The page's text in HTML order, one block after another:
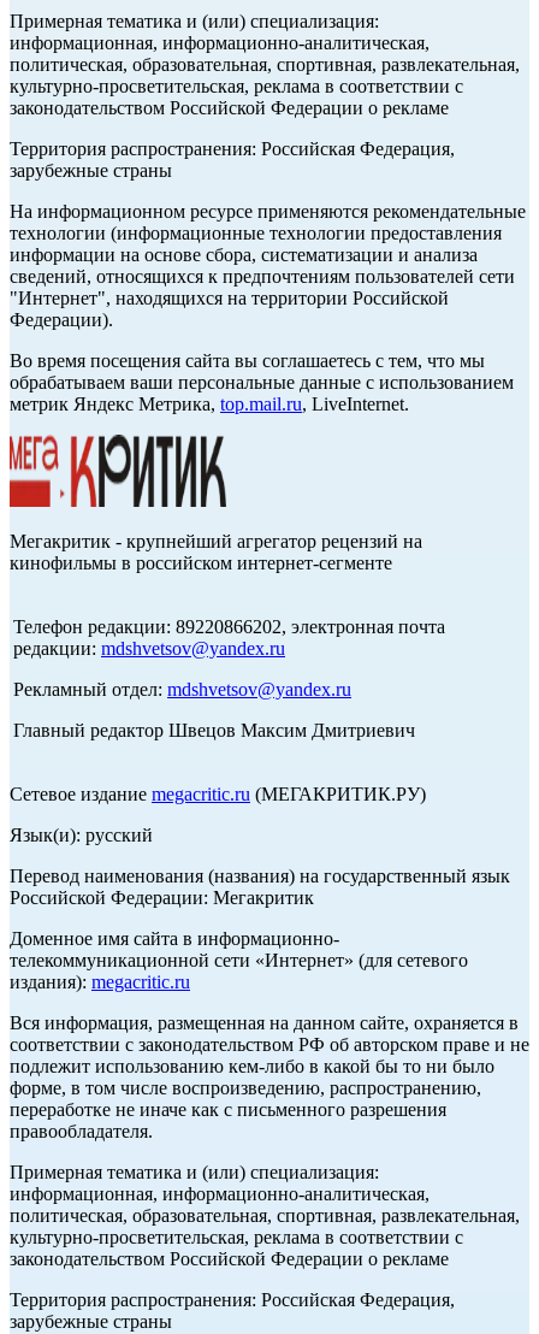
Примерная тематика и (или) специализация:
информационная, информационно-аналитическая,
политическая, образовательная, спортивная, развлекательная,
культурно-просветительская, реклама в соответствии с
законодательством Российской Федерации о рекламе
Территория распространения: Российская Федерация,
зарубежные страны
На информационном ресурсе применяются рекомендательные
технологии (информационные технологии предоставления
информации на основе сбора, систематизации и анализа
сведений, относящихся к предпочтениям пользователей сети
"Интернет", находящихся на территории Российской
Федерации).
Во время посещения сайта вы соглашаетесь с тем, что мы
обрабатываем ваши персональные данные с использованием
метрик Яндекс Метрика, top.mail.ru, LiveInternet.
Мегакритик - крупнейший агрегатор рецензий на
кинофильмы в российском интернет-сегменте
Телефон редакции: 89220866202, электронная почта
редакции: mdshvetsov@yandex.ru
Рекламный отдел: mdshvetsov@yandex.ru
Главный редактор Швецов Максим Дмитриевич
Сетевое издание megacritic.ru (МЕГАКРИТИК.РУ)
Язык(и): русский
Перевод наименования (названия) на государственный язык
Российской Федерации: Мегакритик
Доменное имя сайта в информационно-
телекоммуникационной сети «Интернет» (для сетевого
издания): megacritic.ru
Вся информация, размещенная на данном сайте, охраняется в
соответствии с законодательством РФ об авторском праве и не
подлежит использованию кем-либо в какой бы то ни было
форме, в том числе воспроизведению, распространению,
переработке не иначе как с письменного разрешения
правообладателя.
Примерная тематика и (или) специализация:
информационная, информационно-аналитическая,
политическая, образовательная, спортивная, развлекательная,
культурно-просветительская, реклама в соответствии с
законодательством Российской Федерации о рекламе
Территория распространения: Российская Федерация,
зарубежные страны